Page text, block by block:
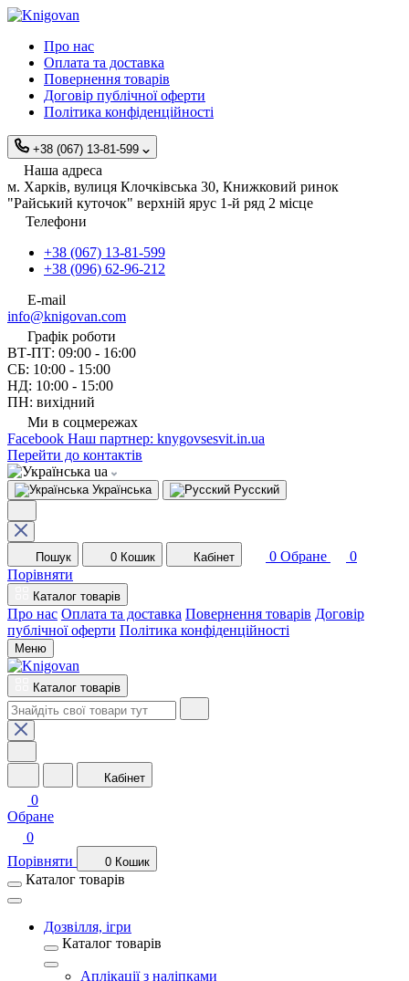
Про нас
Оплата та доставка
Повернення товарів
Договір публічної оферти
Політика конфіденційності
+38 (067) 13-81-599
Наша адреса
м. Харків, вулиця Клочківська 30, Книжковий ринок
"Райський куточок" верхній ярус 1-й ряд 2 місце
Телефони
+38 (067) 13-81-599
+38 (096) 62-96-212
E-mail
info@knigovan.com
Графік роботи
ВТ-ПТ: 09:00 - 16:00
СБ: 10:00 - 15:00
НД: 10:00 - 15:00
ПН: вихідний
Ми в соцмережах
Facebook Наш партнер: knygovsesvit.in.ua
Перейти до контактів
ua
Українська Русский
Пошук 0 Кошик Кабінет 0 Обране
0
Порівняти
Каталог товарів
Про нас Оплата та доставка Повернення товарів Договір
публічної оферти Політика конфіденційності
Меню
Каталог товарів
Кабінет
0
Обране
0
Порівняти
0 Кошик
Каталог товарів
Дозвілля, ігри
Каталог товарів
Аплікації з наліпками